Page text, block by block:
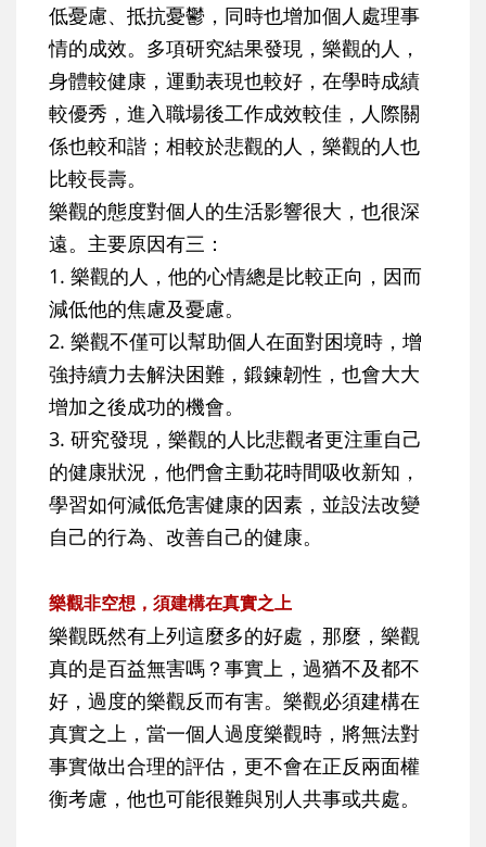
低憂慮、抵抗憂鬱，同時也增加個人處理事
情的成效。多項研究結果發現，樂觀的人，
身體較健康，運動表現也較好，在學時成績
較優秀，進入職場後工作成效較佳，人際關
係也較和諧；相較於悲觀的人，樂觀的人也
比較長壽。
樂觀的態度對個人的生活影響很大，也很深
遠。主要原因有三：
1. 樂觀的人，他的心情總是比較正向，因而
減低他的焦慮及憂慮。
2. 樂觀不僅可以幫助個人在面對困境時，增
強持續力去解決困難，鍛鍊韌性，也會大大
增加之後成功的機會。
3. 研究發現，樂觀的人比悲觀者更注重自己
的健康狀況，他們會主動花時間吸收新知，
學習如何減低危害健康的因素，並設法改變
自己的行為、改善自己的健康。
樂觀非空想，須建構在真實之上
樂觀既然有上列這麼多的好處，那麼，樂觀
真的是百益無害嗎？事實上，過猶不及都不
好，過度的樂觀反而有害。樂觀必須建構在
真實之上，當一個人過度樂觀時，將無法對
事實做出合理的評估，更不會在正反兩面權
衡考慮，他也可能很難與別人共事或共處。